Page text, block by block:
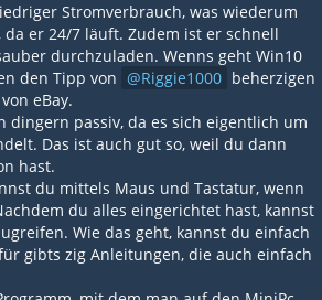
Stromverbrauch, was wiederum
er 24/7 läuft. Zudem ist er schnell
durchzuladen. Wenns geht Win10
den Tipp von
Riggie1000 beherzigen
eBay.
dingern passiv, da es sich eigentlich um
Das ist auch gut so, weil du dann
hast.
du mittels Maus und Tastatur, wenn
du alles eingerichtet hast, kannst
Wie das geht, kannst du einfach
gibts zig Anleitungen, die auch einfach